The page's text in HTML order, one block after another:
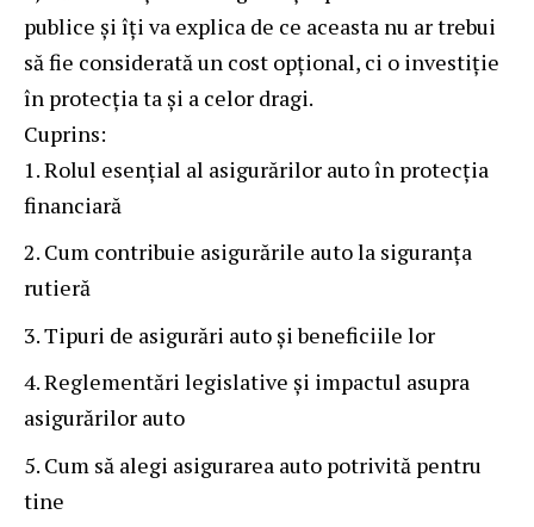
publice și îți va explica de ce aceasta nu ar trebui
să fie considerată un cost opțional, ci o investiție
în protecția ta și a celor dragi.
Cuprins:
Rolul esențial al asigurărilor auto în protecția
financiară
Cum contribuie asigurările auto la siguranța
rutieră
Tipuri de asigurări auto și beneficiile lor
Reglementări legislative și impactul asupra
asigurărilor auto
Cum să alegi asigurarea auto potrivită pentru
tine